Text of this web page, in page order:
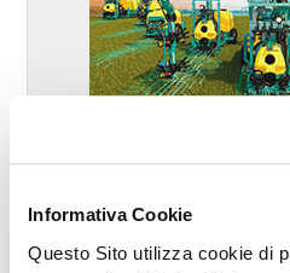
Informativa Cookie
Questo Sito utilizza cookie di